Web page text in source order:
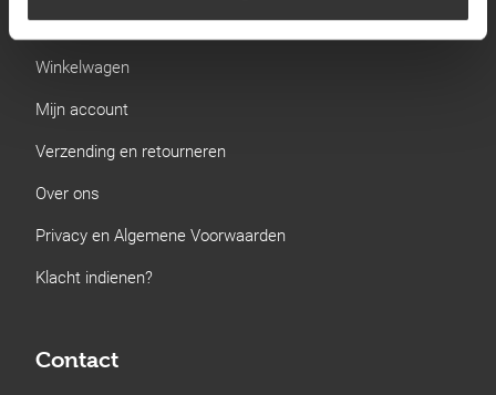
Links
Winkelwagen
Mijn account
Verzending en retourneren
Over ons
Privacy en Algemene Voorwaarden
Klacht indienen?
Contact